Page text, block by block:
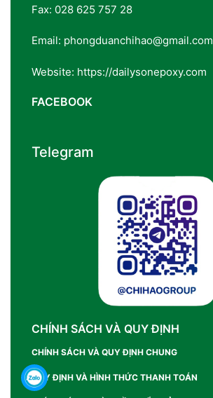
Fax: 028 625 757 28
Email: phongduanchihao@gmail.com
Website: https://dailysonepoxy.com
FACEBOOK
Telegram
CHÍNH SÁCH VÀ QUY ĐỊNH
CHÍNH SÁCH VÀ QUY ĐỊNH CHUNG
QUY ĐỊNH VÀ HÌNH THỨC THANH TOÁN